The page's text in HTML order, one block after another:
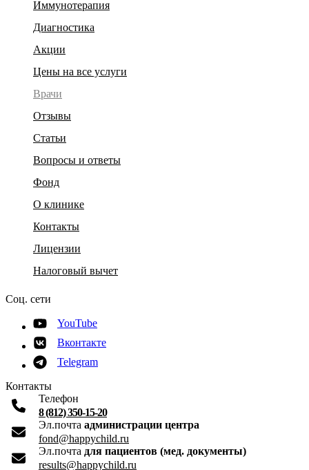
Иммунотерапия
Диагностика
Акции
Цены на все услуги
Врачи
Отзывы
Статьи
Вопросы и ответы
Фонд
О клинике
Контакты
Лицензии
Налоговый вычет
Соц. сети
YouTube
Вконтакте
Telegram
Контакты
Телефон
8 (812) 350-15-20
Эл.почта администрации центра
fond@happychild.ru
Эл.почта для пациентов (мед. документы)
results@happychild.ru